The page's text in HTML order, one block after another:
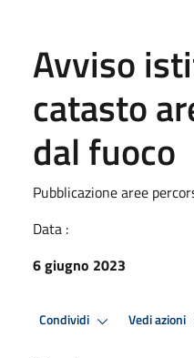
Avviso
catasto
dal fuoco
Pubblicazione aree
Data :
6 giugno 2023
Condividi Vedi azioni